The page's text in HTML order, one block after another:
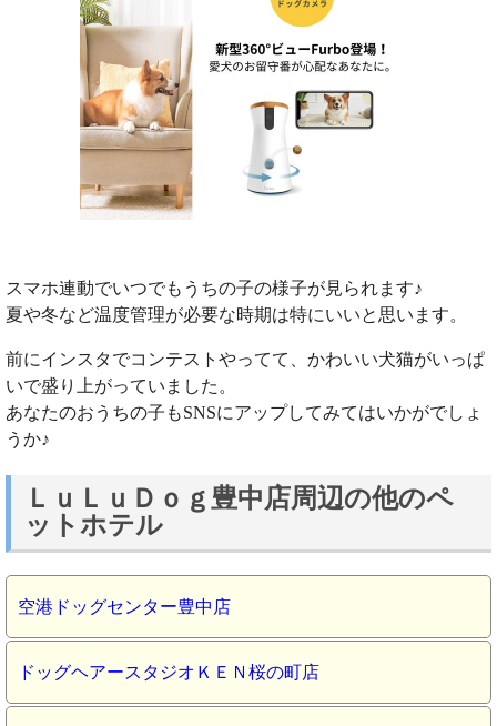
スマホ連動でいつでもうちの子の様子が見られます♪
夏や冬など温度管理が必要な時期は特にいいと思います。
前にインスタでコンテストやってて、かわいい犬猫がいっぱ
いで盛り上がっていました。
あなたのおうちの子もSNSにアップしてみてはいかがでしょ
うか♪
ＬｕＬｕＤｏｇ豊中店周辺の他のペ
ットホテル
空港ドッグセンター豊中店
ドッグヘアースタジオＫＥＮ桜の町店